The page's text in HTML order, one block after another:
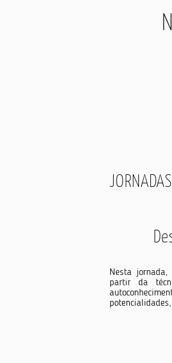
JORNADAS
Nesta
partir da